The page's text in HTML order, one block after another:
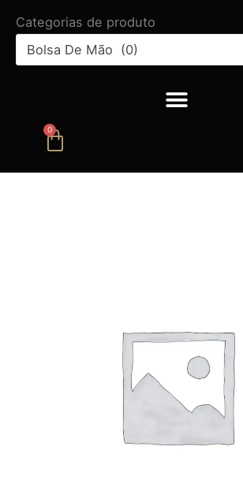
Categorias de produto
Bolsa De Mão (0)
0
Carrinho